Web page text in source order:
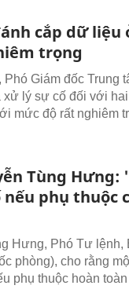
cắp dữ liệu
trọng
Giám đốc Trung
lý sự cố đối với
mức độ rất nghiêm
Tùng Hưng:
nếu phụ thuộc
Hưng, Phó Tư lệnh,
phòng), cho rằng
phụ thuộc hoàn